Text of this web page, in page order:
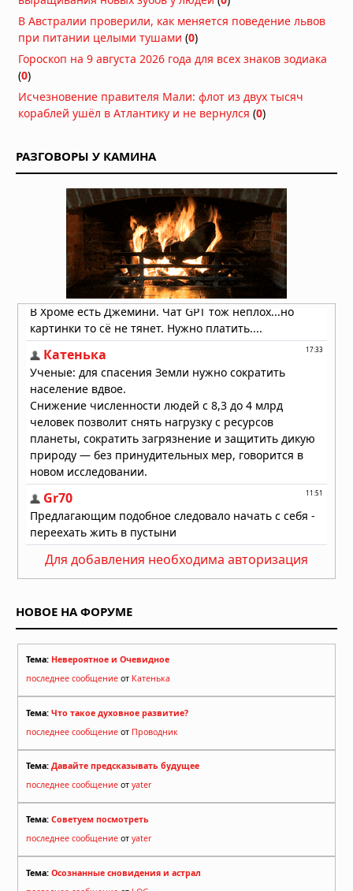
В Австралии проверили, как меняется поведение львов
при питании целыми тушами (0)
Гороскоп на 9 августа 2026 года для всех знаков зодиака
(0)
Исчезновение правителя Мали: флот из двух тысяч
кораблей ушёл в Атлантику и не вернулся (0)
РАЗГОВОРЫ У КАМИНА
Для добавления необходима авторизация
НОВОЕ НА ФОРУМЕ
Тема: Невероятное и Очевидное
последнее сообщение от Катенька
Тема: Что такое духовное развитие?
последнее сообщение от Проводник
Тема: Давайте предсказывать будущее
последнее сообщение от yater
Тема: Советуем посмотреть
последнее сообщение от yater
Тема: Осознанные сновидения и астрал